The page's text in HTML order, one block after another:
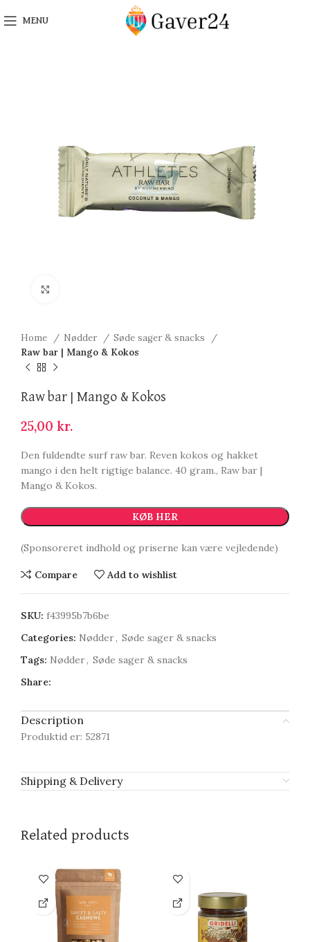
MENU
Home Nødder
Søde sager & snacks
Raw bar | Mango & Kokos
Raw bar | Mango & Kokos
25,00 kr.
Den fuldendte surf raw bar. Reven kokos og hakket
mango i den helt rigtige balance. 40 gram., Raw bar |
Mango & Kokos.
KØB HER
(Sponsoreret indhold og priserne kan være vejledende)
Compare Add to wishlist
SKU: f43995b7b6be
Categories: Nødder, Søde sager & snacks
Tags: Nødder, Søde sager & snacks
Share:
Description
Produktid er: 52871
Shipping & Delivery
Related products